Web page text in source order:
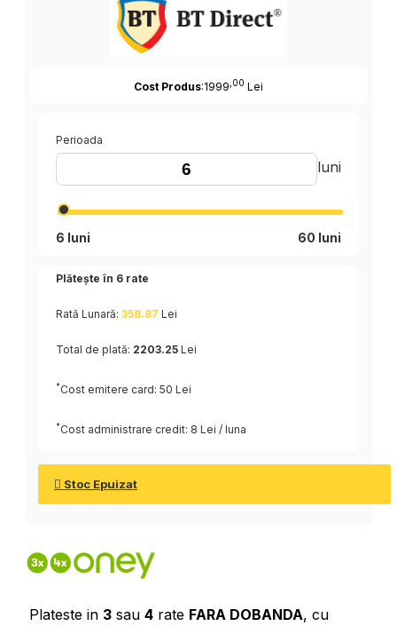
Cost Produs:1999 ,00 Lei
Perioada
luni
6 luni 60 luni
Plătește în 6 rate
Rată Lunară: 358.87 Lei
Total de plată: 2203.25 Lei
* Cost emitere card: 50 Lei
* Cost administrare credit: 8 Lei / luna
Stoc Epuizat
Plateste in 3 sau 4 rate FARA DOBANDA, cu